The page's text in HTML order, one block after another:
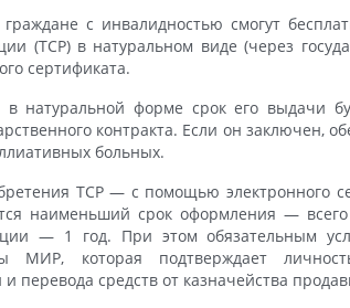
с инвалидностью смогут
(ТСР) в натуральном виде (через
сертификата.
в натуральной форме срок его выдачи
контракта. Если он заключен,
больных.
ТСР — с помощью электронного
наименьший срок оформления —
— 1 год. При этом обязательным
МИР, которая подтверждает
перевода средств от казначейства